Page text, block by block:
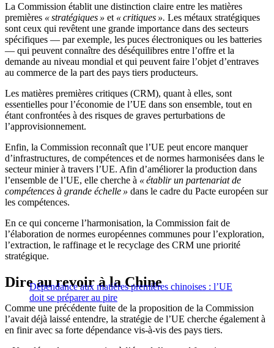
La Commission établit une distinction claire entre les matières
premières « stratégiques » et « critiques ». Les métaux stratégiques
sont ceux qui revêtent une grande importance dans des secteurs
spécifiques — par exemple, les puces électroniques ou les batteries
— qui peuvent connaître des déséquilibres entre l’offre et la
demande au niveau mondial et qui peuvent faire l’objet d’entraves
au commerce de la part des pays tiers producteurs.
Les matières premières critiques (CRM), quant à elles, sont
essentielles pour l’économie de l’UE dans son ensemble, tout en
étant confrontées à des risques de graves perturbations de
l’approvisionnement.
Enfin, la Commission reconnaît que l’UE peut encore manquer
d’infrastructures, de compétences et de normes harmonisées dans le
secteur minier à travers l’UE. Afin d’améliorer la production dans
l’ensemble de l’UE, elle cherche à « établir un partenariat de
compétences à grande échelle » dans le cadre du Pacte européen sur
les compétences.
En ce qui concerne l’harmonisation, la Commission fait de
l’élaboration de normes européennes communes pour l’exploration,
l’extraction, le raffinage et le recyclage des CRM une priorité
stratégique.
Dépendance aux matières premières chinoises : l’UE
doit se préparer au pire
Dire au revoir à la Chine
Comme une précédente fuite de la proposition de la Commission
l’avait déjà laissé entendre, la stratégie de l’UE cherche également à
en finir avec sa forte dépendance vis-à-vis des pays tiers.